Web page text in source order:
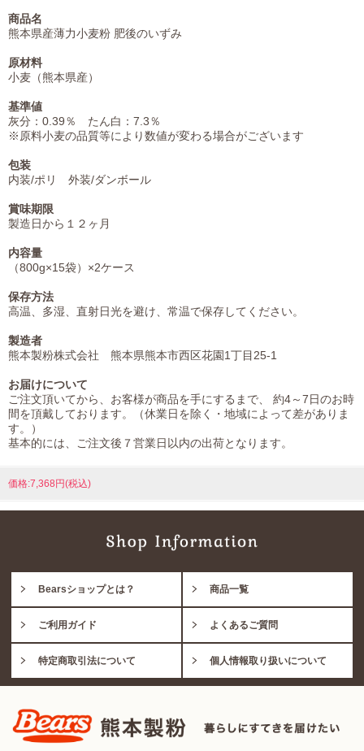
商品名
熊本県産薄力小麦粉 肥後のいずみ
原材料
小麦（熊本県産）
基準値
灰分：0.39％ たん白：7.3％
※原料小麦の品質等により数値が変わる場合がございます
包装
内装/ポリ 外装/ダンボール
賞味期限
製造日から１２ヶ月
内容量
（800g×15袋）×2ケース
保存方法
高温、多湿、直射日光を避け、常温で保存してください。
製造者
熊本製粉株式会社 熊本県熊本市西区花園1丁目25-1
お届けについて
ご注文頂いてから、お客様が商品を手にするまで、 約4～7日のお時
間を頂戴しております。（休業日を除く・地域によって差がありま
す。）
基本的には、ご注文後７営業日以内の出荷となります。
価格:7,368円(税込)
Bearsショップとは？ 商品一覧
ご利用ガイド よくあるご質問
特定商取引法について 個人情報取り扱いについて